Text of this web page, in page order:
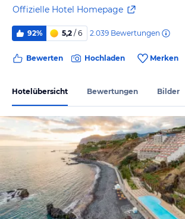
Offizielle Hotel Homepage
92% 5,2 / 6 2.039 Bewertungen
Bewerten Hochladen Merken
Hotelübersicht Bewertungen Bilder